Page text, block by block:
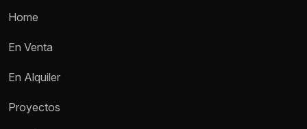
Home
En Venta
En Alquiler
Proyectos